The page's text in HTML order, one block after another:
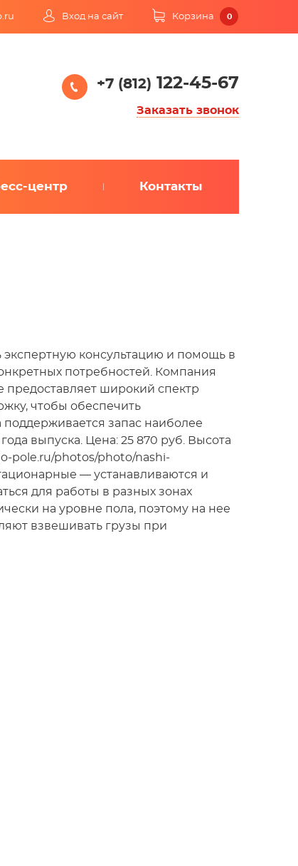
Вход на сайт Корзина 0
+7 (812) 122-45-67
Заказать звонок
центр Контакты
экспертную консультацию и помощь в
потребностей. Компания
предоставляет широкий спектр
чтобы обеспечить
запас наиболее
выпуска. Цена: 25 870 руб. Высота
pole.ru/photos/photo/nashi-
— устанавливаются и
для работы в разных зонах
на уровне пола, поэтому на нее
взвешивать грузы при